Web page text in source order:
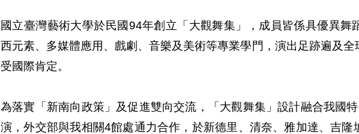
國立臺灣藝術大學於民國94年創立「大觀舞集」，成員皆係具優異舞
西元素、多媒體應用、戲劇、音樂及美術等專業學門，演出足跡遍及
受國際肯定。
為落實「新南向政策」及促進雙向交流，「大觀舞集」設計融合我國
演，外交部與我相關4館處通力合作，於新德里、清奈、雅加達、吉隆